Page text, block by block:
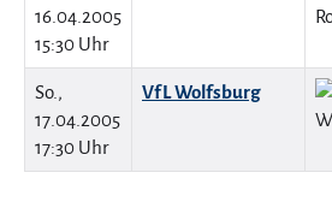
16.04.2005
15:30 Uhr
So.,
17.04.2005
17:30 Uhr
VfL Wolfsburg